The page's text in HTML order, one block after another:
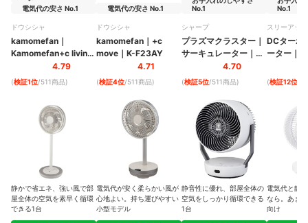
電気代の安さ No.1
ドウシシャ
kamomefan ｜
Kamomefan+c living
K-F28AYWH
4.79
(検証1位/511商品)
静かで省エネ、強い風で部
屋全体の空気を素早く循環
できる1台
電気代の安さ No.1
ドウシシャ
kamomefan ｜ +c
move ｜ K-F23AY
4.71
(検証4位/511商品)
電気代が安く柔らかい風が
心地よい。持ち運びやすい
小型モデル
No.1
シャープ
プラズマクラスター ｜
サーキュレーター ｜
PK-18S03-H4.70
(検証5位/511商品)
静音性に優れ、部屋全体の
空気をしっかり循環できる
1台
No.1
スリーアップ
DCターボ
ーター ｜
(検証12位
電気代と静
なら。あま
向け